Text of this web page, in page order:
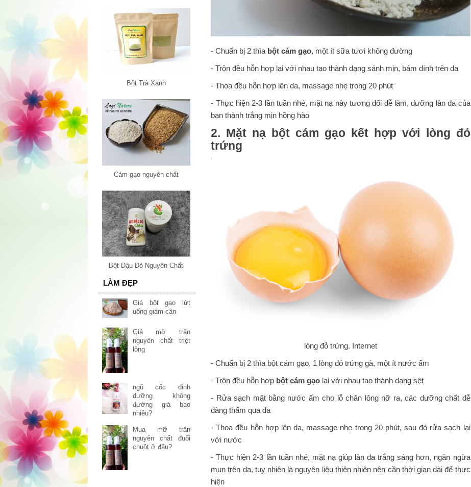
- Chuẩn bị 2 thìa bột cám gạo, một ít sữa tươi không đường
- Trộn đều hỗn hợp lại với nhau tạo thành dạng sánh mịn, bám dính trên da
- Thoa đều hỗn hợp lên da, massage nhẹ trong 20 phút
- Thực hiện 2-3 lần tuần nhé, mặt nạ này tương đối dễ làm, dưỡng làn da của
bạn thành trắng mịn hồng hào
2. Mặt nạ bột cám gạo kết hợp với lòng đỏ
trứng
lòng đỏ trứng. Internet
- Chuẩn bị 2 thìa bột cám gạo, 1 lòng đỏ trứng gà, một ít nước ấm
- Trộn đều hỗn hợp bột cám gạo lại với nhau tạo thành dạng sệt
- Rửa sạch mặt bằng nước ấm cho lỗ chân lông nỡ ra, các dưỡng chất dễ
dàng thấm qua da
- Thoa đều hỗn hợp lên da, massage nhẹ trong 20 phút, sau đó rửa sạch lại
với nước
- Thực hiện 2-3 lần tuần nhé, mặt nạ giúp làn da trắng sáng hơn, ngăn ngừa
mụn trên da, tuy nhiên là nguyên liệu thiên nhiên nên cần thời gian dài để thực
hiện
Bột Trà Xanh
Cám gạo nguyên chất
Bột Đậu Đỏ Nguyên Chất
LÀM ĐẸP
Giá bột gạo lứt
uống giảm cân
Giá mỡ trăn
nguyên chất triệt
lông
ngũ cốc dinh
dưỡng không
đường giá bao
nhiêu?
Mua mỡ trăn
nguyên chất đuổi
chuột ở đâu?